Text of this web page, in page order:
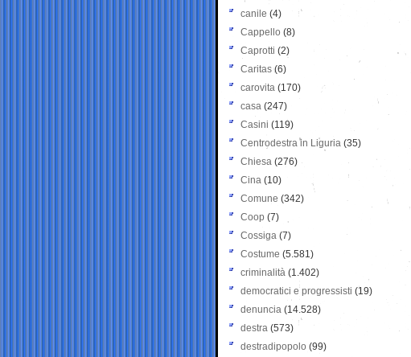
canile (4)
Cappello (8)
Caprotti (2)
Caritas (6)
carovita (170)
casa (247)
Casini (119)
Centrodestra in Liguria (35)
Chiesa (276)
Cina (10)
Comune (342)
Coop (7)
Cossiga (7)
Costume (5.581)
criminalità (1.402)
democratici e progressisti (19)
denuncia (14.528)
destra (573)
destradipopolo (99)